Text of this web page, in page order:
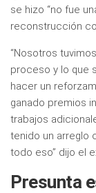
se hizo “no fue
reconstrucción
“Nosotros
proceso y lo que
hacer un
ganado premios
trabajos
tenido un arreglo
todo eso” dijo el
Presunta